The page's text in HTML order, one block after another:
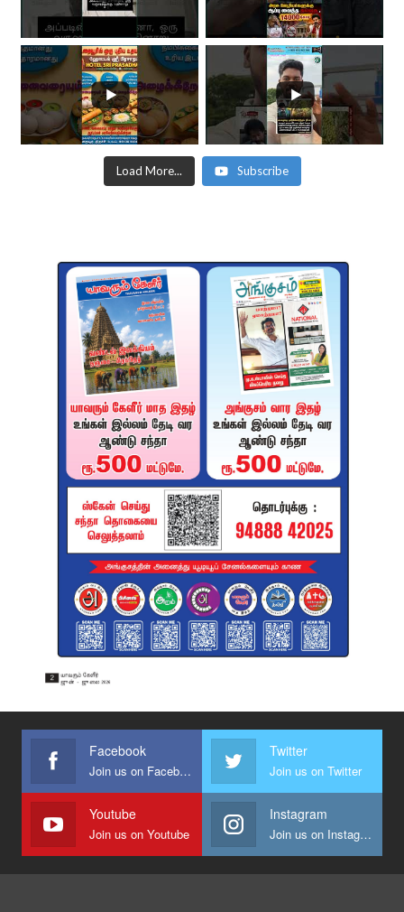
Load More... Subscribe
Facebook
Join us on Facebook
Twitter
Join us on Twitter
Youtube
Join us on Youtube
Instagram
Join us on Instagram